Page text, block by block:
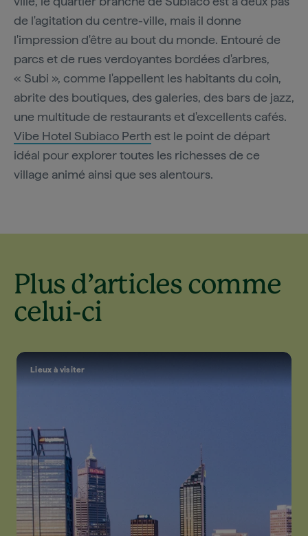
de l'agitation du centre-ville, mais il donne
l'impression d'être au bout du monde. Entouré de
parcs et de rues verdoyantes bordées d'arbres,
« Subi », comme l'appellent les habitants du coin,
abrite des boutiques, des galeries, des bars de jazz,
une multitude de restaurants et d'excellents cafés.
Vibe Hotel Subiaco Perthest le point de départ
idéal pour explorer toutes les richesses de ce
village animé ainsi que ses alentours.
Plus d’articles comme
celui-ci
Lieux à visiter